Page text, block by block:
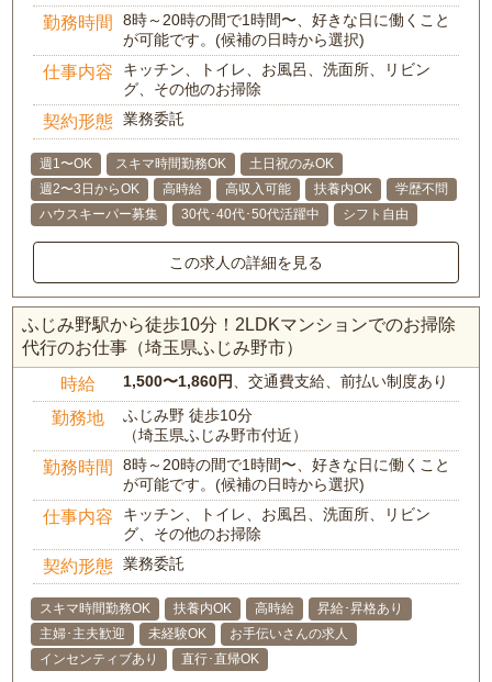
勤務時間
8時～20時の間で1時間〜、好きな日に働くこと
が可能です。(候補の日時から選択)
仕事内容
キッチン、トイレ、お風呂、洗面所、リビン
グ、その他のお掃除
契約形態 業務委託
週1〜OK スキマ時間勤務OK
土日祝のみOK
週2〜3日からOK
高時給 高収入可能 扶養内OK
学歴不問
ハウスキーパー募集
30代･40代･50代活躍中 シフト自由
この求人の詳細を見る
ふじみ野駅から徒歩10分！2LDKマンションでのお掃除
代行のお仕事（埼玉県ふじみ野市）
時給 1,500〜1,860円 、交通費支給、前払い制度あり
勤務地
ふじみ野 徒歩10分
（埼玉県ふじみ野市付近）
勤務時間
8時～20時の間で1時間〜、好きな日に働くこと
が可能です。(候補の日時から選択)
仕事内容
キッチン、トイレ、お風呂、洗面所、リビン
グ、その他のお掃除
契約形態 業務委託
スキマ時間勤務OK 扶養内OK 高時給
昇給･昇格あり
主婦･主夫歓迎
未経験OK
お手伝いさんの求人
インセンティブあり
直行･直帰OK